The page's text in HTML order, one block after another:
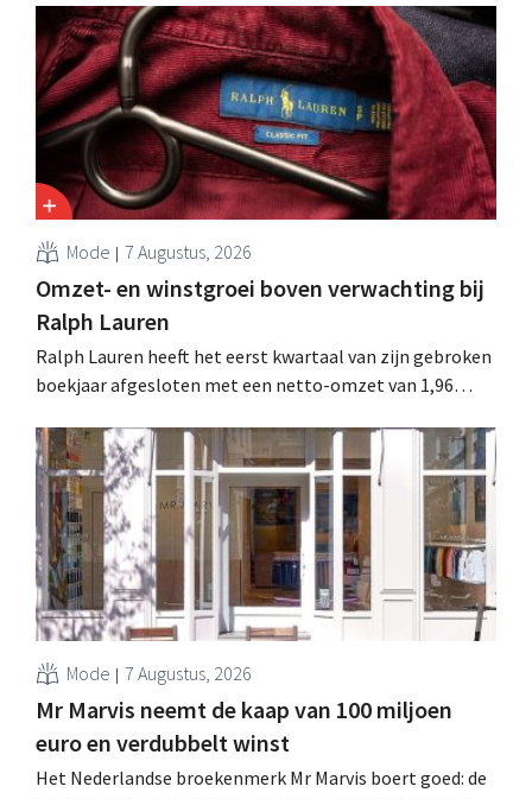
sanering volgt op eerdere ingrepen in Nederland, België
en Spanje waarbij al honderden jobs verloren gingen.
Mode 7 Augustus, 2026
Omzet- en winstgroei boven verwachting bij
Ralph Lauren
Ralph Lauren heeft het eerst kwartaal van zijn gebroken
boekjaar afgesloten met een netto-omzet van 1,96
is dan een jaar eerder. Na die beter dan verwachte start
verhoogt het bedrijf ook zijn vooruitzichten voor het
volledige boekjaar.
Mode 7 Augustus, 2026
Mr Marvis neemt de kaap van 100 miljoen
euro en verdubbelt winst
Het Nederlandse broekenmerk Mr Marvis boert goed: de